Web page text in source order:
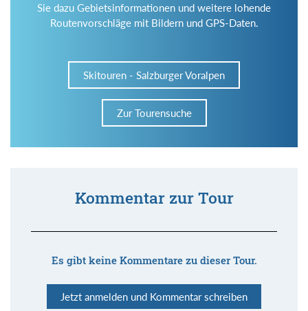
Sie dazu Gebietsinformationen und weitere lohende
Routenvorschläge mit Bildern und GPS-Daten.
Skitouren - Salzburger Voralpen
Zur Tourensuche
Kommentar zur Tour
Es gibt keine Kommentare zu dieser Tour.
Jetzt anmelden und Kommentar schreiben